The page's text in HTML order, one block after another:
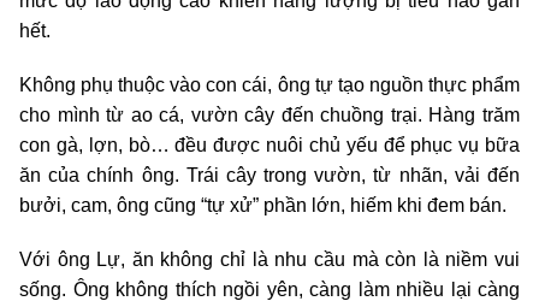
hết.
Không phụ thuộc vào con cái, ông tự tạo nguồn thực phẩm
cho mình từ ao cá, vườn cây đến chuồng trại. Hàng trăm
con gà, lợn, bò… đều được nuôi chủ yếu để phục vụ bữa
ăn của chính ông. Trái cây trong vườn, từ nhãn, vải đến
bưởi, cam, ông cũng “tự xử” phần lớn, hiếm khi đem bán.
Với ông Lự, ăn không chỉ là nhu cầu mà còn là niềm vui
sống. Ông không thích ngồi yên, càng làm nhiều lại càng